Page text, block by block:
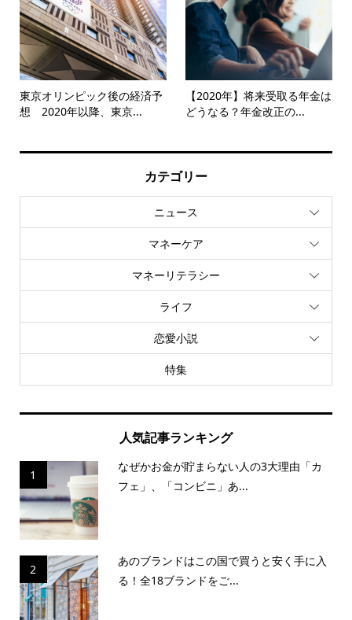
東京オリンピック後の経済予
想 2020年以降、東京...
【2020年】将来受取る年金は
どうなる？年金改正の...
カテゴリー
ニュース
マネーケア
マネーリテラシー
ライフ
恋愛小説
特集
人気記事ランキング
1
なぜかお金が貯まらない人の3大理由「カ
フェ」、「コンビニ」あ...
2
あのブランドはこの国で買うと安く手に入
る！全18ブランドをご...